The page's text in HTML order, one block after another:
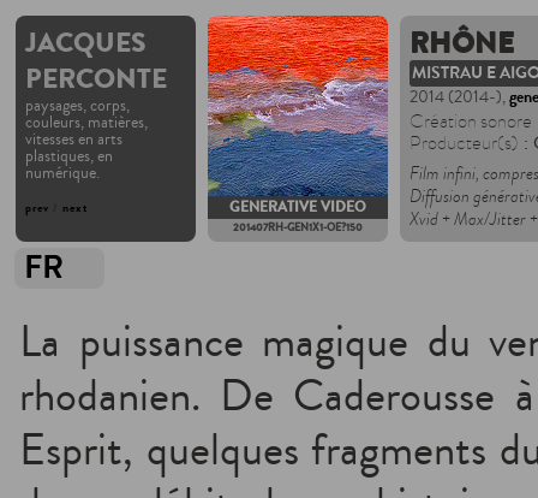
JACQUES
PERCONTE
paysages, corps,
couleurs, matières,
vitesses en arts
plastiques, en
numérique.
prev next GENERATIVE VIDEO
201407RH-GEN1X1-OE?150
RHÔNE
MISTRAU E
2014 (2014-),
Création sonore
Producteur(s) :
Film infini,
Diffusion
Xvid + Max/Jitter
FR
La puissance magique du
rhodanien. De Caderousse
Esprit, quelques fragments